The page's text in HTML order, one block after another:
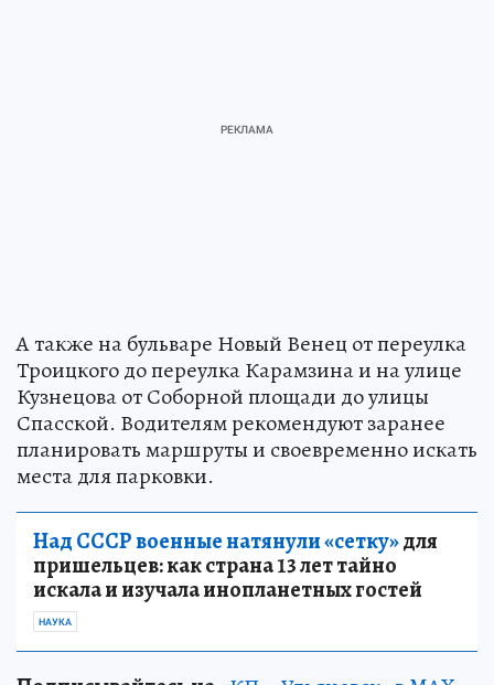
А также на бульваре Новый Венец от переулка
Троицкого до переулка Карамзина и на улице
Кузнецова от Соборной площади до улицы
Спасской. Водителям рекомендуют заранее
планировать маршруты и своевременно искать
места для парковки.
Над СССР военные натянули «сетку»для
пришельцев: как страна 13 лет тайно
искала и изучала инопланетных гостей
НАУКА